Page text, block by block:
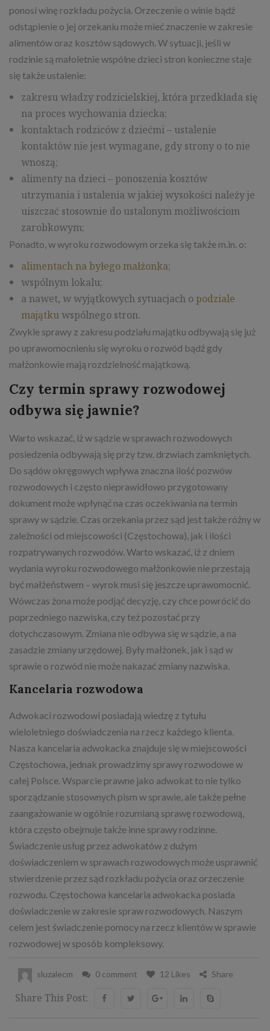
ponosi winę rozkładu pożycia. Orzeczenie o winie bądź
odstąpienie o jej orzekaniu może mieć znaczenie w zakresie
alimentów oraz kosztów sądowych. W sytuacji, jeśli w
rodzinie są małoletnie wspólne dzieci stron konieczne staje
się także ustalenie:
zakresu władzy rodzicielskiej, która przedkłada się
na proces wychowania dziecka;
kontaktach rodziców z dziećmi – ustalenie
kontaktów nie jest wymagane, gdy strony o to nie
wnoszą;
alimenty na dzieci – ponoszenia kosztów
utrzymania i ustalenia w jakiej wysokości należy je
uiszczać stosownie do ustalonym możliwościom
zarobkowym;
Ponadto, w wyroku rozwodowym orzeka się także m.in. o:
alimentach na byłego małżonka;
wspólnym lokalu;
a nawet, w wyjątkowych sytuacjach opodziale
majątkuwspólnego stron.
Zwykle sprawy z zakresu podziału majątku odbywają się już
po uprawomocnieniu się wyroku o rozwód bądź gdy
małżonkowie mają rozdzielność majątkową.
Czy termin sprawy rozwodowej
odbywa się jawnie?
Warto wskazać, iż w sądzie w sprawach rozwodowych
posiedzenia odbywają się przy tzw. drzwiach zamkniętych.
Do sądów okręgowych wpływa znaczna ilość pozwów
rozwodowych i często nieprawidłowo przygotowany
dokument może wpłynąć na czas oczekiwania na termin
sprawy w sądzie. Czas orzekania przez sąd jest także różny w
zależności od miejscowości (Częstochowa), jak i ilości
rozpatrywanych rozwodów. Warto wskazać, iż z dniem
wydania wyroku rozwodowego małżonkowie nie przestają
być małżeństwem – wyrok musi się jeszcze uprawomocnić.
Wówczas żona może podjąć decyzję, czy chce powrócić do
poprzedniego nazwiska, czy też pozostać przy
dotychczasowym. Zmiana nie odbywa się w sądzie, a na
zasadzie zmiany urzędowej. Były małżonek, jak i sąd w
sprawie o rozwód nie może nakazać zmiany nazwiska.
Kancelaria rozwodowa
Adwokaci rozwodowi posiadają wiedzę z tytułu
wieloletniego doświadczenia na rzecz każdego klienta.
Nasza kancelaria adwokacka znajduje się w miejscowości
Częstochowa, jednak prowadzimy sprawy rozwodowe w
całej Polsce. Wsparcie prawne jako adwokat to nie tylko
sporządzanie stosownych pism w sprawie, ale także pełne
zaangażowanie w ogólnie rozumianą sprawę rozwodową,
która często obejmuje także inne sprawy rodzinne.
Świadczenie usług przez adwokatów z dużym
doświadczeniem w sprawach rozwodowych może usprawnić
stwierdzenie przez sąd rozkładu pożycia oraz orzeczenie
rozwodu. Częstochowa kancelaria adwokacka posiada
doświadczenie w zakresie spraw rozwodowych. Naszym
celem jest świadczenie pomocy na rzecz klientów w sprawie
rozwodowej w sposób kompleksowy.
sluzalecm 0 comment 12 Likes Share
Share This Post: